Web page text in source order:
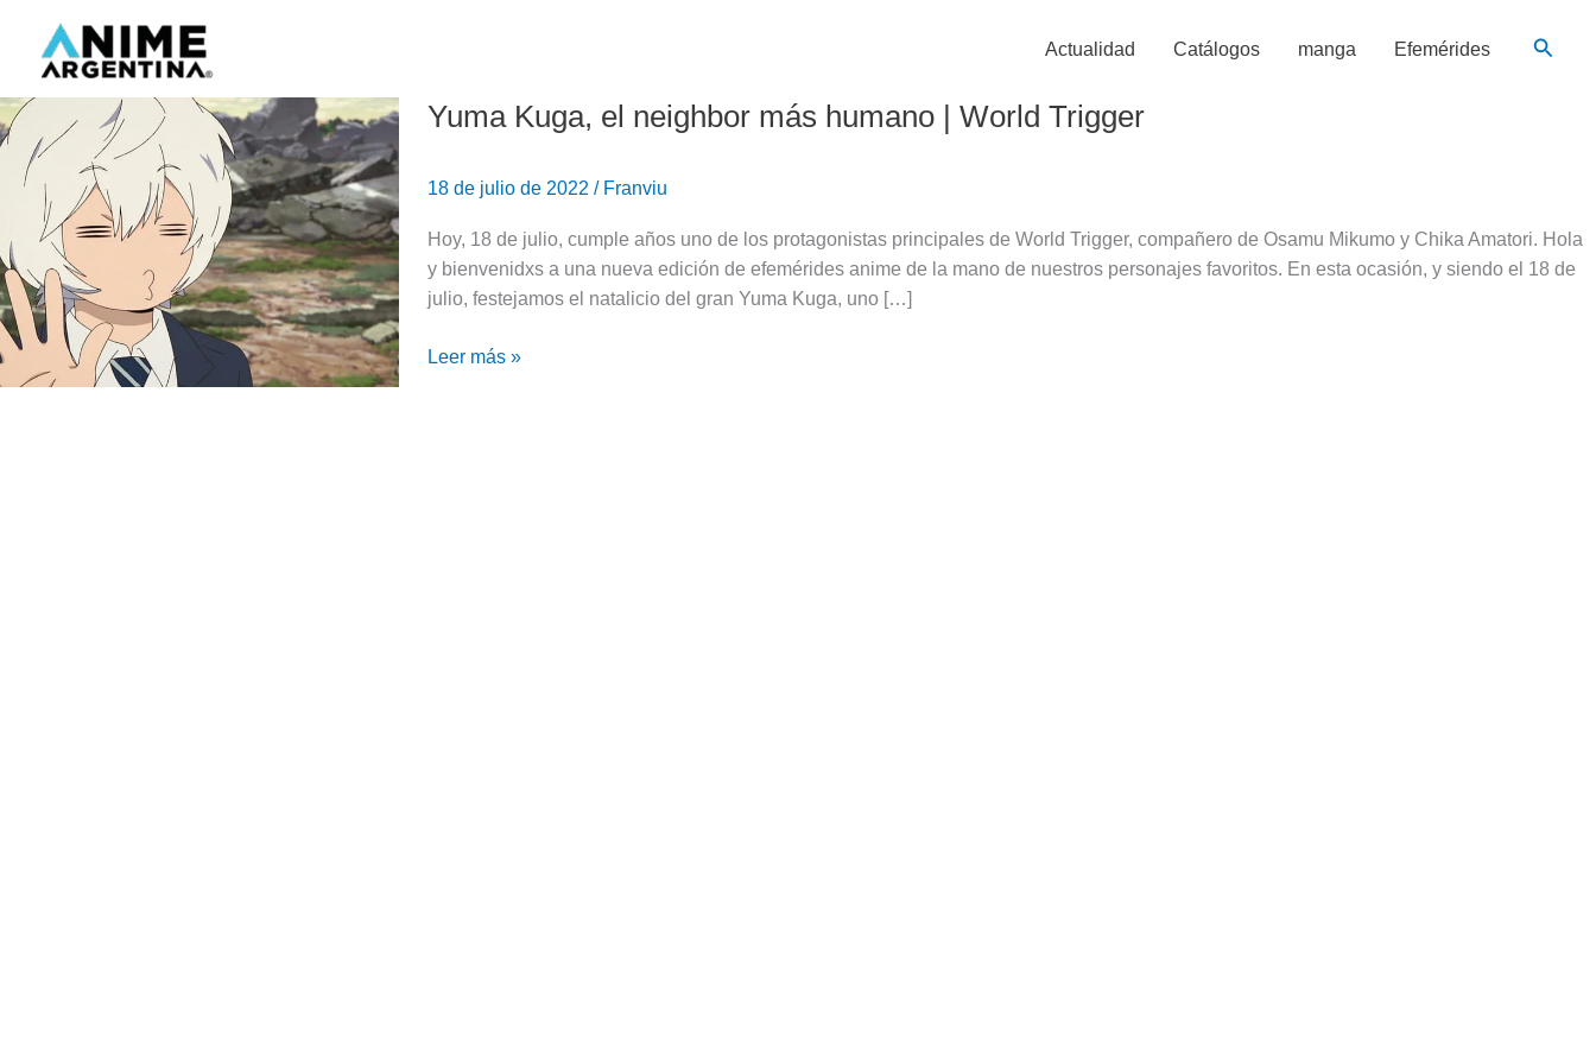
contenido
Actualidad Catálogos manga Efemérides
Yuma Kuga, el neighbor más humano | World Trigger
18 de julio de 2022 / Franviu
Hoy, 18 de julio, cumple años uno de los protagonistas principales de World Trigger, compañero de Osamu Mikumo y Chika Amatori. Hola
y bienvenidxs a una nueva edición de efemérides anime de la mano de nuestros personajes favoritos. En esta ocasión, y siendo el 18 de
julio, festejamos el natalicio del gran Yuma Kuga, uno […]
Yuma
neighbor
más
humano
|
Trigger
Leer más »